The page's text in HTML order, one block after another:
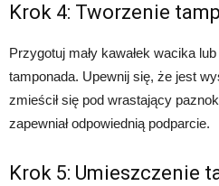
Krok 4: Tworzenie
Przygotuj mały kawałek wacika
tamponada. Upewnij się, że jest
zmieścił się pod wrastający
zapewniał odpowiednią podparcie.
Krok 5: Umieszczenie